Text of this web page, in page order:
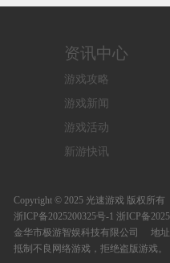
资讯中心
游戏攻略
游戏新闻
游戏活动
新游快讯
Copyright © 2025 光速游戏 版权所有
浙ICP备2025200325号-1 浙ICP备
金华市极游智娱科技有限公司 地址
抵制不良网络游戏，拒绝盗版游戏